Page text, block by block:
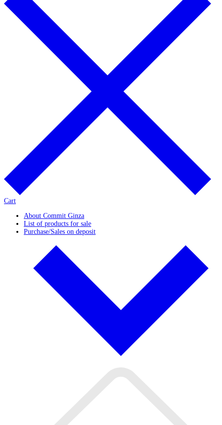
Cart
About Commit Ginza
List of products for sale
Purchase/Sales on deposit